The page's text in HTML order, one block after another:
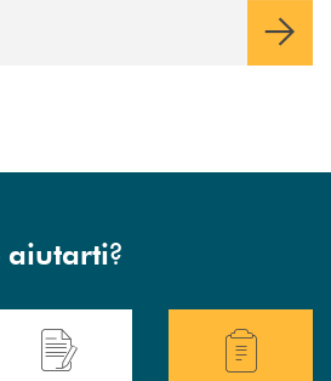
aiutarti?
delle filiali della BCC San Giovanni
Hai bisogno di assistenza immediata?
Hai bisogno di